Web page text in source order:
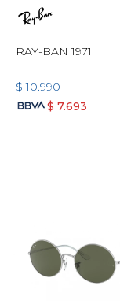
RAY-BAN 1971
$ 10.990
$ 7.693